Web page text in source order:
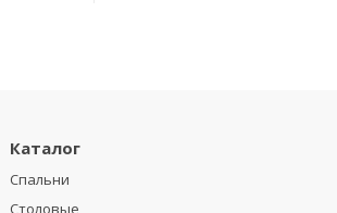
Каталог
Спальни
Столовые